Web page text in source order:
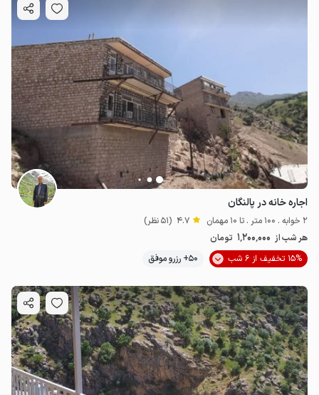
اجاره خانه در پالنگان
2 خوابه . 100 متر . تا 10 مهمان 4.7 (51 نظر)
هر شب از 1٬200٬000 تومان
15% تخفیف از 6 شب
50+ رزرو موفق